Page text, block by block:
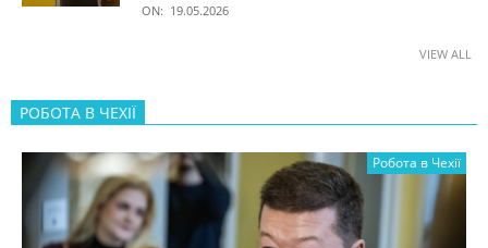
ON: 19.05.2026
VIEW ALL
РОБОТА В ЧЕХІЇ
Робота в Чехії